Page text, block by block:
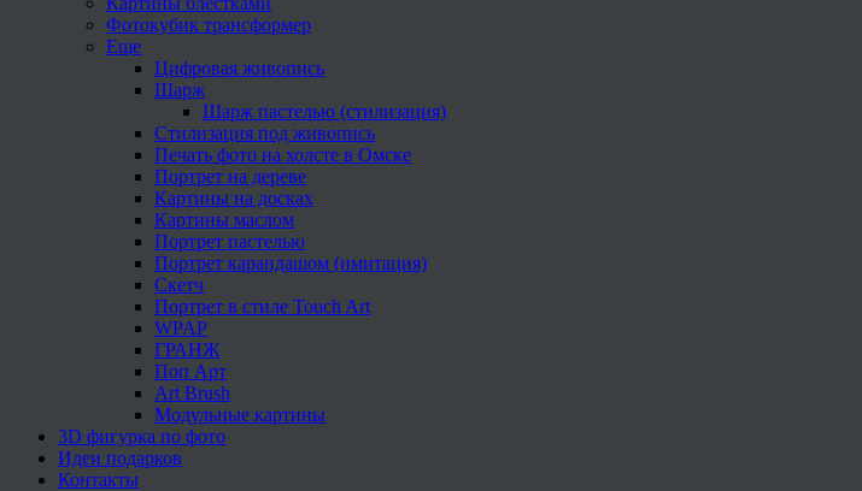
Фотокубик трансформер
Еще
Цифровая живопись
Шарж
Шарж пастелью (стилизация)
Стилизация под живопись
Печать фото на холсте в Омске
Портрет на дереве
Картины на досках
Картины маслом
Портрет пастелью
Портрет карандашом (имитация)
Скетч
Портрет в стиле Touch Art
WPAP
ГРАНЖ
Поп Арт
Art Brush
Модульные картины
3D фигурка по фото
Идеи подарков
Контакты